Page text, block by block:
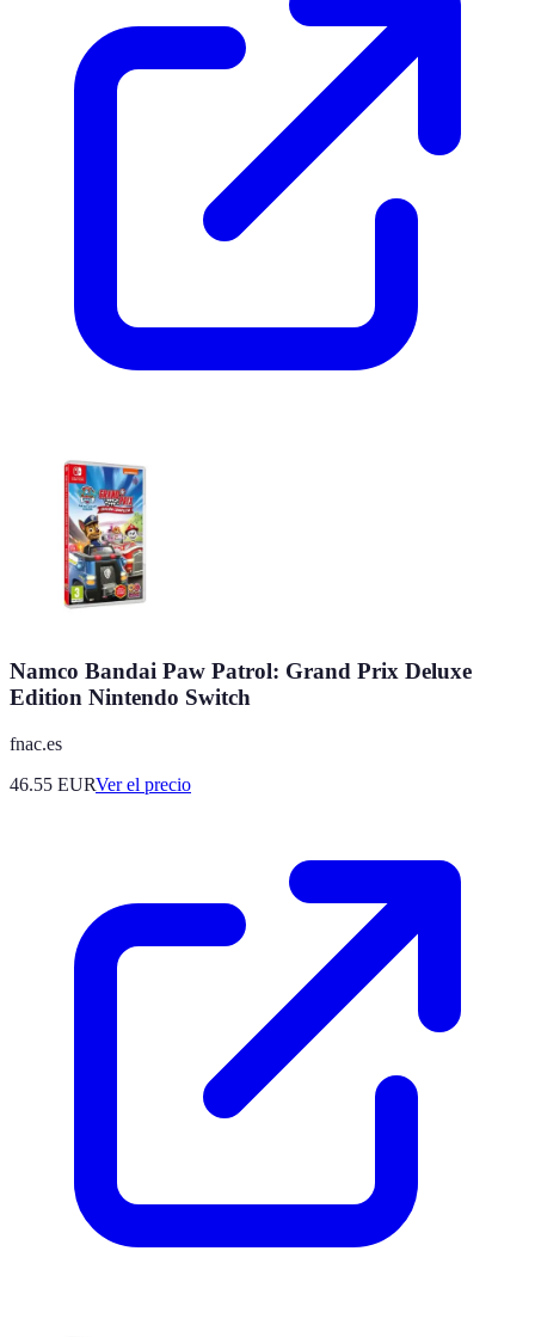
Namco Bandai Paw Patrol: Grand Prix Deluxe
Edition Nintendo Switch
fnac.es
46.55 EURVer el precio